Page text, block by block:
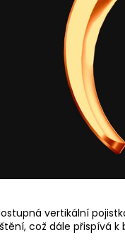
vertikální
což dále přispívá k